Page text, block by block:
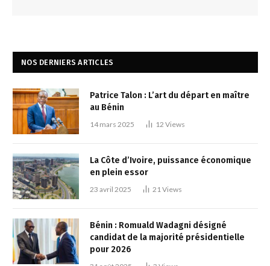
NOS DERNIERS ARTICLES
Patrice Talon : L’art du départ en maître
au Bénin
14 mars 2025 12 Views
La Côte d’Ivoire, puissance économique
en plein essor
23 avril 2025 21 Views
Bénin : Romuald Wadagni désigné
candidat de la majorité présidentielle
pour 2026